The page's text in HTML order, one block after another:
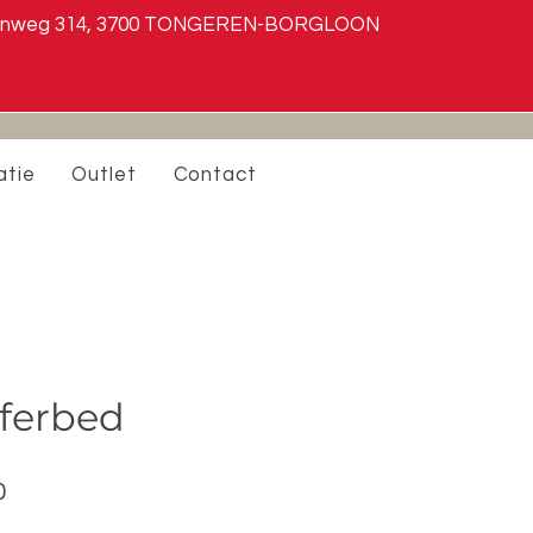
314, 3700 TONGEREN-BORGLOON
Outlet Contact